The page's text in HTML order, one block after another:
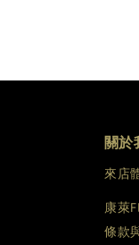
關於
來店
康萊
條款